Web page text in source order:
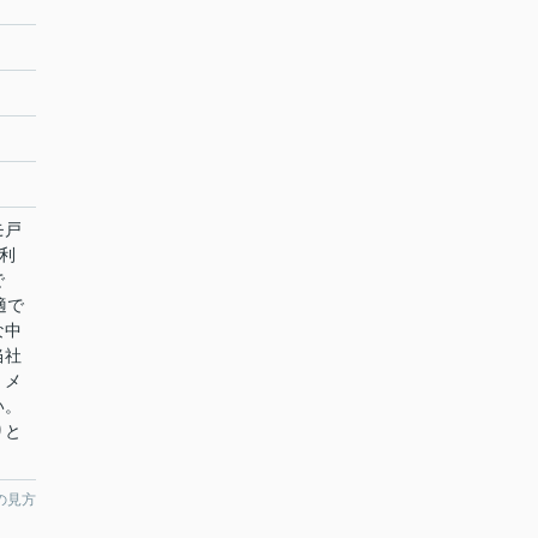
戸
で
中
社
見方